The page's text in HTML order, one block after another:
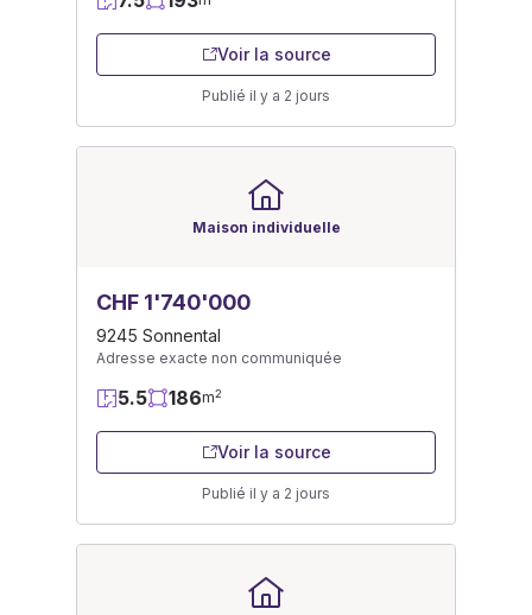
Voir la source
Publié il y a 2 jours
Maison individuelle
CHF 1'740'000
9245 Sonnental
Adresse exacte non communiquée
5.5 186m2
Voir la source
Publié il y a 2 jours